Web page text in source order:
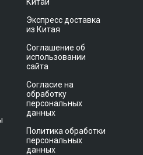
Экспресс доставка
из Китая
Соглашение об
использовании
сайта
Согласие на
обработку
персональных
данных
Политика обработки
персональных
данных